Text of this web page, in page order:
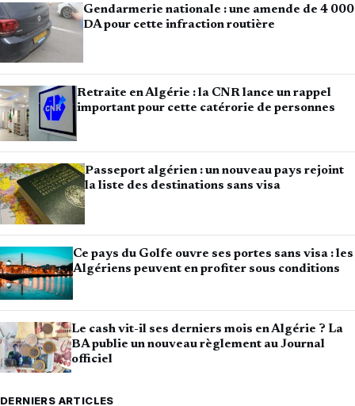
Gendarmerie nationale : une amende de 4 000
DA pour cette infraction routière
Retraite en Algérie : la CNR lance un rappel
important pour cette catérorie de personnes
Passeport algérien : un nouveau pays rejoint
la liste des destinations sans visa
Ce pays du Golfe ouvre ses portes sans visa : les
Algériens peuvent en profiter sous conditions
Le cash vit-il ses derniers mois en Algérie ? La
BA publie un nouveau règlement au Journal
officiel
DERNIERS ARTICLES